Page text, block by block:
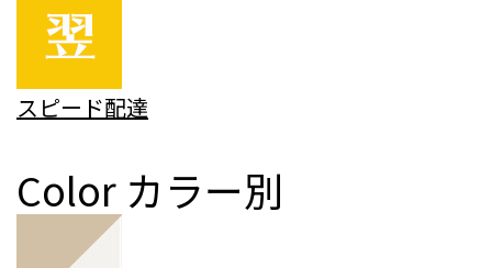
スピード配達
Color カラー別